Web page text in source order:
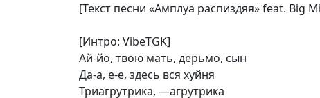
[Текст песни «Амплуа распиздяя» feat. Big
[Интро: VibeTGK]
Ай-йо, твою мать, дерьмо, сын
Да-а, е-е, здесь вся хуйня
Триагрутрика, —агрутрика